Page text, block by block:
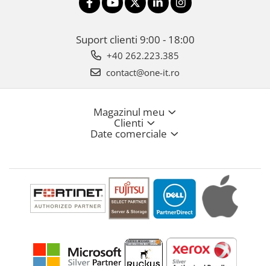
Suport clienti 9:00 - 18:00
+40 262.223.385
contact@one-it.ro
Magazinul meu
Clienti
Date comerciale